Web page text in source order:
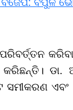
ଡା.
ଏବଂ